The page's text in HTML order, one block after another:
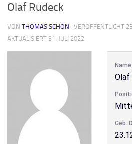
Olaf Rudeck
VON THOMAS SCHÖN · VERÖFFENTLICHT
AKTUALISIERT 31. JULI 2022
Name
Olaf
Geb.